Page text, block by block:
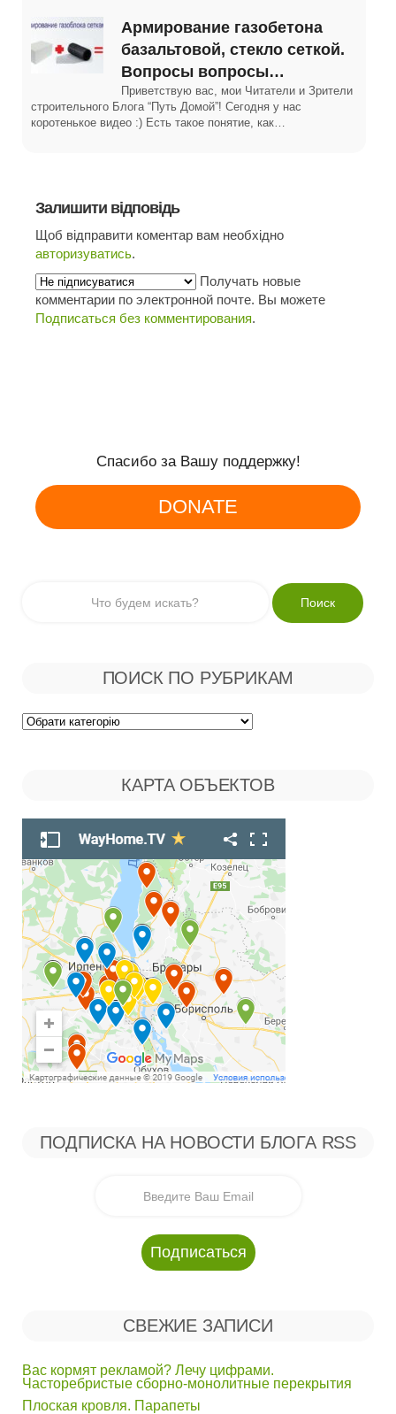
Армирование газобетона
базальтовой, стекло сеткой.
Вопросы вопросы…
Приветствую вас, мои Читатели и Зрители
строительного Блога “Путь Домой”! Сегодня у нас
коротенькое видео :) Есть такое понятие, как…
Залишити відповідь
Щоб відправити коментар вам необхідно
авторизуватись.
Получать новые
комментарии по электронной почте. Вы можете
Подписаться без комментирования.
Спасибо за Вашу поддержку!
DONATE
ПОИСК ПО РУБРИКАМ
Поиск
КАРТА ОБЪЕКТОВ
ПОДПИСКА НА НОВОСТИ БЛОГА RSS
СВЕЖИЕ ЗАПИСИ
Вас кормят рекламой? Лечу цифрами.
Часторебристые сборно-монолитные перекрытия
Плоская кровля. Парапеты